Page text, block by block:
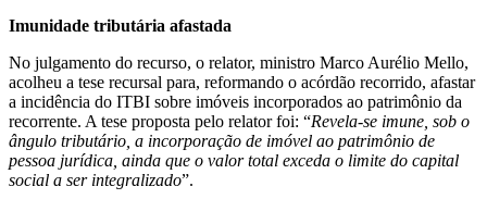
Imunidade tributária afastada
No julgamento do recurso, o relator, ministro Marco Aurélio Mello,
acolheu a tese recursal para, reformando o acórdão recorrido, afastar
a incidência do ITBI sobre imóveis incorporados ao patrimônio da
recorrente. A tese proposta pelo relator foi: “Revela-se imune, sob o
ângulo tributário, a incorporação de imóvel ao patrimônio de
pessoa jurídica, ainda que o valor total exceda o limite do capital
social a ser integralizado”.